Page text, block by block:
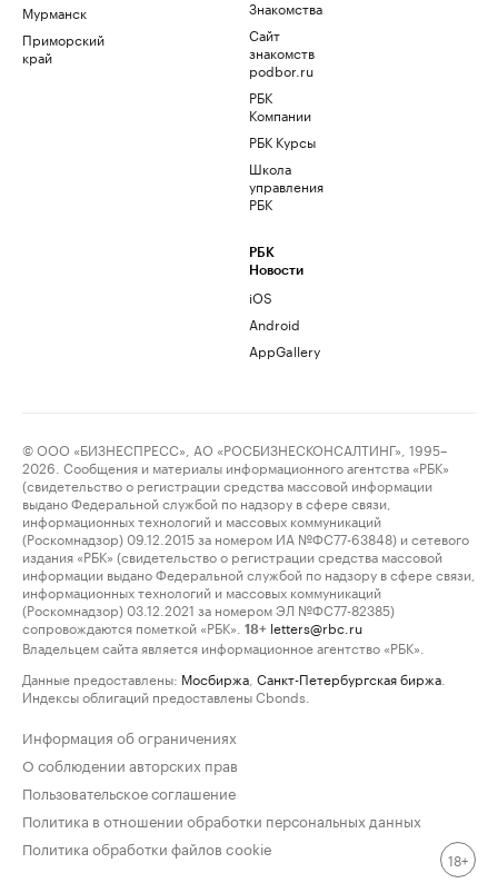
Мурманск
Приморский
край
Знакомства
Сайт
знакомств
podbor.ru
РБК
Компании
РБК Курсы
Школа
управления
РБК
РБК
Новости
iOS
Android
AppGallery
© ООО «БИЗНЕСПРЕСС», АО «РОСБИЗНЕСКОНСАЛТИНГ», 1995–
2026. Сообщения и материалы информационного агентства «РБК»
(свидетельство о регистрации средства массовой информации
выдано Федеральной службой по надзору в сфере связи,
информационных технологий и массовых коммуникаций
(Роскомнадзор) 09.12.2015 за номером ИА №ФС77-63848) и сетевого
издания «РБК» (свидетельство о регистрации средства массовой
информации выдано Федеральной службой по надзору в сфере связи,
информационных технологий и массовых коммуникаций
(Роскомнадзор) 03.12.2021 за номером ЭЛ №ФС77-82385)
сопровождаются пометкой «РБК».
18+ letters@rbc.ru
Владельцем сайта является информационное агентство «РБК».
Данные предоставлены: Мосбиржа Санкт-Петербургская биржа
Индексы облигаций предоставлены Cbonds.
Информация об ограничениях
О соблюдении авторских прав
Пользовательское соглашение
Политика в отношении обработки персональных данных
Политика обработки файлов cookie
18+